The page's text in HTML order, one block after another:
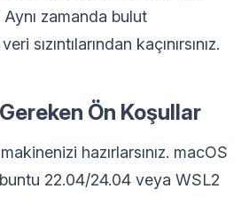
zamanda bulut
sızıntılarından kaçınırsınız.
Ön Koşullar
hazırlarsınız. macOS
22.04/24.04 veya WSL2